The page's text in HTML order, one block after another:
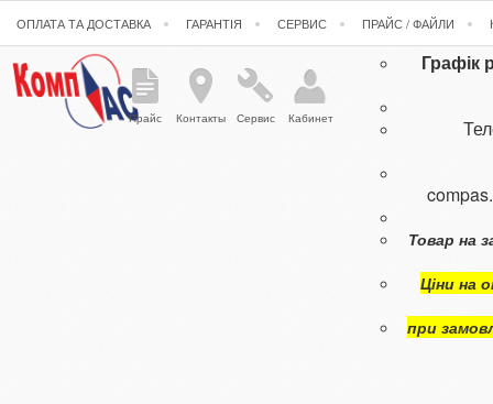
ОПЛАТА ТА ДОСТАВКА ГАРАНТІЯ СЕРВИС ПРАЙС / ФАЙЛИ
Прайс Контакты Сервис Кабинет
Графік
Товар на
Ціни на
при